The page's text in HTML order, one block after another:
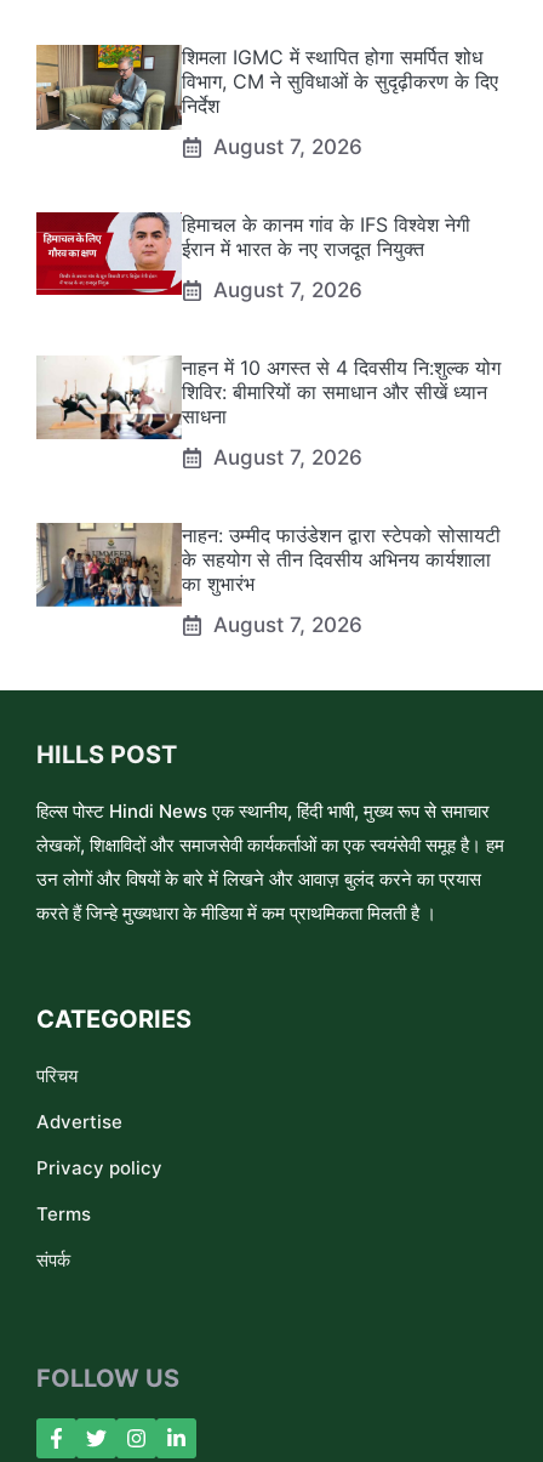
शिमला IGMC में स्थापित होगा समर्पित शोध
विभाग, CM ने सुविधाओं के सुदृढ़ीकरण के दिए
निर्देश
August 7, 2026
हिमाचल के कानम गांव के IFS विश्वेश नेगी
ईरान में भारत के नए राजदूत नियुक्त
August 7, 2026
नाहन में 10 अगस्त से 4 दिवसीय नि:शुल्क योग
शिविर: बीमारियों का समाधान और सीखें ध्यान
साधना
August 7, 2026
नाहन: उम्मीद फाउंडेशन द्वारा स्टेपको सोसायटी
के सहयोग से तीन दिवसीय अभिनय कार्यशाला
का शुभारंभ
August 7, 2026
HILLS POST
हिल्स पोस्ट Hindi News एक स्थानीय, हिंदी भाषी, मुख्य रूप से समाचार
लेखकों, शिक्षाविदों और समाजसेवी कार्यकर्ताओं का एक स्वयंसेवी समूह है। हम
उन लोगों और विषयों के बारे में लिखने और आवाज़ बुलंद करने का प्रयास
करते हैं जिन्हे मुख्यधारा के मीडिया में कम प्राथमिकता मिलती है ।
CATEGORIES
परिचय
Advertise
Privacy policy
Terms
संपर्क
FOLLOW US